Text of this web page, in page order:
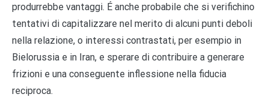
produrrebbe vantaggi. É anche probabile che si verifichino
tentativi di capitalizzare nel merito di alcuni punti deboli
nella relazione, o interessi contrastati, per esempio in
Bielorussia e in Iran, e sperare di contribuire a generare
frizioni e una conseguente inflessione nella fiducia
reciproca.